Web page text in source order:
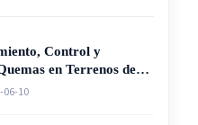
Control y
en Terrenos de
(Ley N° 10942)
06-10